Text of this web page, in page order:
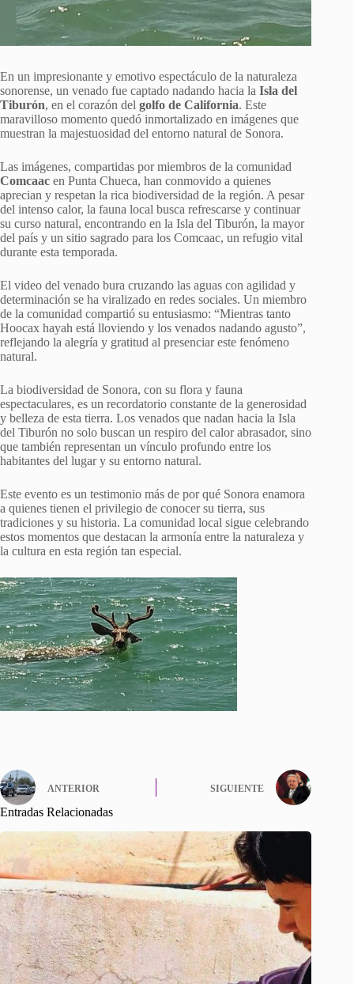
En un impresionante y emotivo espectáculo de la naturaleza
sonorense, un venado fue captado nadando hacia la Isla del
Tiburón, en el corazón del golfo de California. Este
maravilloso momento quedó inmortalizado en imágenes que
muestran la majestuosidad del entorno natural de Sonora.
Las imágenes, compartidas por miembros de la comunidad
Comcaac en Punta Chueca, han conmovido a quienes
aprecian y respetan la rica biodiversidad de la región. A pesar
del intenso calor, la fauna local busca refrescarse y continuar
su curso natural, encontrando en la Isla del Tiburón, la mayor
del país y un sitio sagrado para los Comcaac, un refugio vital
durante esta temporada.
El video del venado bura cruzando las aguas con agilidad y
determinación se ha viralizado en redes sociales. Un miembro
de la comunidad compartió su entusiasmo: “Mientras tanto
Hoocax hayah está lloviendo y los venados nadando agusto”,
reflejando la alegría y gratitud al presenciar este fenómeno
natural.
La biodiversidad de Sonora, con su flora y fauna
espectaculares, es un recordatorio constante de la generosidad
y belleza de esta tierra. Los venados que nadan hacia la Isla
del Tiburón no solo buscan un respiro del calor abrasador, sino
que también representan un vínculo profundo entre los
habitantes del lugar y su entorno natural.
Este evento es un testimonio más de por qué Sonora enamora
a quienes tienen el privilegio de conocer su tierra, sus
tradiciones y su historia. La comunidad local sigue celebrando
estos momentos que destacan la armonía entre la naturaleza y
la cultura en esta región tan especial.
ANTERIOR SIGUIENTE
Entradas Relacionadas